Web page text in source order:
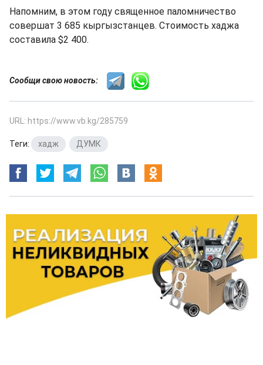
Напомним, в этом году священное паломничество
совершат 3 685 кыргызстанцев. Стоимость хаджа
составила $2 400.
Сообщи свою новость:
URL: https://www.vb.kg/285759
Теги: хадж ДУМК